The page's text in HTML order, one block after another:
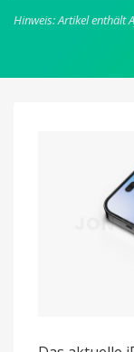
Hinweis: Artikel enthält